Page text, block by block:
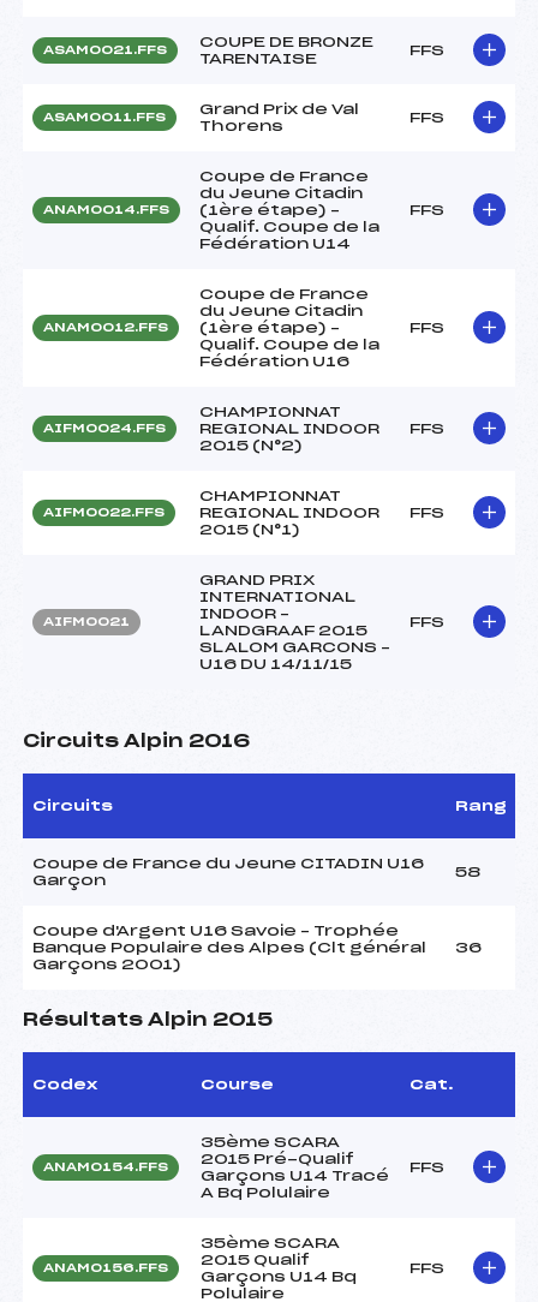
ASAM0021.FFS
COUPE DE BRONZE
TARENTAISE
FFS
ASAM0011.FFS
Grand Prix de Val
Thorens
FFS
ANAM0014.FFS
Coupe de France
du Jeune Citadin
(1ère étape) –
Qualif. Coupe de la
Fédération U14
FFS
ANAM0012.FFS
Coupe de France
du Jeune Citadin
(1ère étape) –
Qualif. Coupe de la
Fédération U16
FFS
AIFM0024.FFS
CHAMPIONNAT
REGIONAL INDOOR
2015 (N°2)
FFS
AIFM0022.FFS
CHAMPIONNAT
REGIONAL INDOOR
2015 (N°1)
FFS
AIFM0021
GRAND PRIX
INTERNATIONAL
INDOOR –
LANDGRAAF 2015
SLALOM GARCONS –
U16 DU 14/11/15
FFS
Circuits Alpin 2016
Circuits Rang
Coupe de France du Jeune CITADIN U16
Garçon
58
Coupe d'Argent U16 Savoie – Trophée
Banque Populaire des Alpes (Clt général
Garçons 2001)
36
Résultats Alpin 2015
Codex Course Cat.
ANAM0154.FFS
35ème SCARA
2015 Pré-Qualif
Garçons U14 Tracé
A Bq Polulaire
FFS
ANAM0156.FFS
35ème SCARA
2015 Qualif
Garçons U14 Bq
Polulaire
FFS